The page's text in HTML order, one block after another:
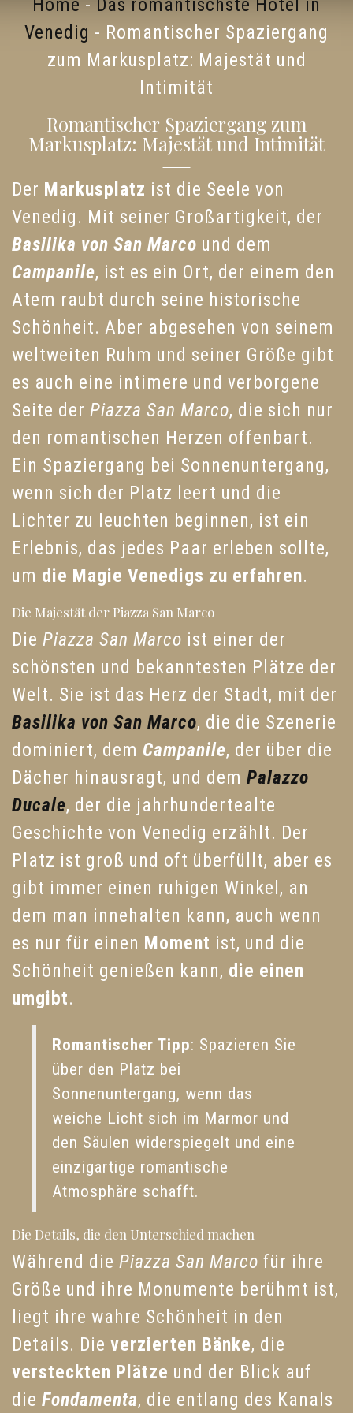
Home - Das romantischste Hotel in
Venedig - Romantischer Spaziergang
zum Markusplatz: Majestät und
Intimität
Romantischer Spaziergang zum
Markusplatz: Majestät und Intimität
Der Markusplatz ist die Seele von
Venedig. Mit seiner Großartigkeit, der
Basilika von San Marco und dem
Campanile, ist es ein Ort, der einem den
Atem raubt durch seine historische
Schönheit. Aber abgesehen von seinem
weltweiten Ruhm und seiner Größe gibt
es auch eine intimere und verborgene
Seite der Piazza San Marco, die sich nur
den romantischen Herzen offenbart.
Ein Spaziergang bei Sonnenuntergang,
wenn sich der Platz leert und die
Lichter zu leuchten beginnen, ist ein
Erlebnis, das jedes Paar erleben sollte,
um die Magie Venedigs zu erfahren.
Die Majestät der Piazza San Marco
Die Piazza San Marco ist einer der
schönsten und bekanntesten Plätze der
Welt. Sie ist das Herz der Stadt, mit der
Basilika von San Marco, die die Szenerie
dominiert, dem Campanile, der über die
Dächer hinausragt, und dem Palazzo
Ducale, der die jahrhundertealte
Geschichte von Venedig erzählt. Der
Platz ist groß und oft überfüllt, aber es
gibt immer einen ruhigen Winkel, an
dem man innehalten kann, auch wenn
es nur für einen Moment ist, und die
Schönheit genießen kann, die einen
umgibt.
Romantischer Tipp: Spazieren Sie
über den Platz bei
Sonnenuntergang, wenn das
weiche Licht sich im Marmor und
den Säulen widerspiegelt und eine
einzigartige romantische
Atmosphäre schafft.
Die Details, die den Unterschied machen
Während die Piazza San Marco für ihre
Größe und ihre Monumente berühmt ist,
liegt ihre wahre Schönheit in den
Details. Die verzierten Bänke, die
versteckten Plätze und der Blick auf
die Fondamenta, die entlang des Kanals